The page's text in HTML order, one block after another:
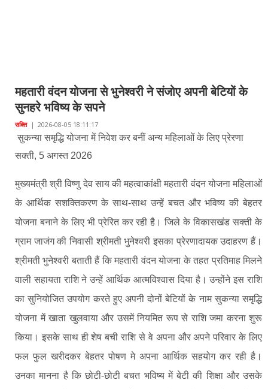
सारंगढ़-बिलाईगढ़
मनेन्द्रगढ़ – चिरिमिरी – भरतपुर
सक्ति
महतारी वंदन योजना से भुनेश्वरी ने संजोए अपनी बेटियों के
सुनहरे भविष्य के सपने
सक्ति| 2026-08-05 18:11:17
सुकन्या समृद्धि योजना में निवेश कर बनीं अन्य महिलाओं के लिए प्रेरणा
सक्ती, 5 अगस्त 2026
मुख्यमंत्री श्री विष्णु देव साय की महत्वाकांक्षी महतारी वंदन योजना महिलाओं
के आर्थिक सशक्तिकरण के साथ-साथ उन्हें बचत और भविष्य की बेहतर
योजना बनाने के लिए भी प्रेरित कर रही है। जिले के विकासखंड सक्ती के
ग्राम जाजंग की निवासी श्रीमती भुनेश्वरी इसका प्रेरणादायक उदाहरण हैं।
श्रीमती भुनेश्वरी बताती हैं कि महतारी वंदन योजना के तहत प्रतिमाह मिलने
वाली सहायता राशि ने उन्हें आर्थिक आत्मविश्वास दिया है। उन्होंने इस राशि
का सुनियोजित उपयोग करते हुए अपनी दोनों बेटियों के नाम सुकन्या समृद्धि
योजना में खाता खुलवाया और उसमें नियमित रूप से राशि जमा करना शुरू
किया। इसके साथ ही शेष बची राशि से वे अपना और अपने परिवार के लिए
फल फुल खरीदकर बेहतर पोषण मे अपना आर्थिक सहयोग कर रही है।
उनका मानना है कि छोटी-छोटी बचत भविष्य में बेटी की शिक्षा और उसके